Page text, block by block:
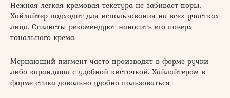
Нежная легкая кремовая текстура не забивает поры.
Хайлайтер подходит для использования на всех участках
лица. Стилисты рекомендуют наносить его поверх
тонального крема.
Мерцающий пигмент часто производят в форме ручки
либо карандаша с удобной кисточкой. Хайлайтером в
форме стика довольно удобно пользоваться